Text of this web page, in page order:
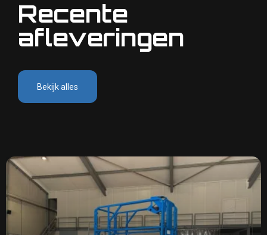
Recente
afleveringen
Bekijk alles